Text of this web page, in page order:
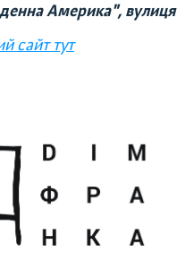
Америка",
сайт тут